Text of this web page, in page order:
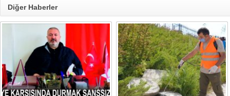
Diğer Haberler